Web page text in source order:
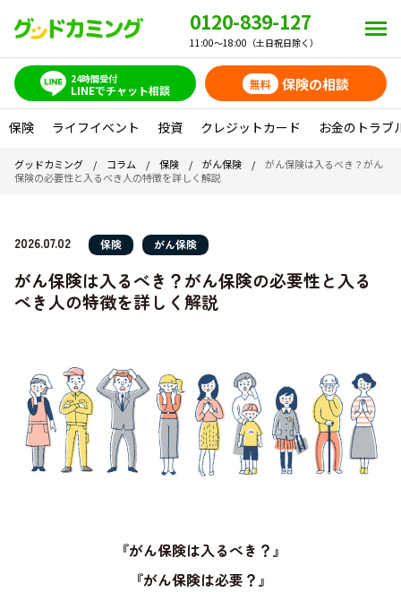
0120-839-127
11:00～18:00（土日祝日除く）
24時間受付
LINEでチャット相談 無料 保険の相談
保険 ライフイベント 投資 クレジットカード お金のトラブ
グッドカミング / コラム / 保険 / がん保険 / がん保険は入るべき？がん
保険の必要性と入るべき人の特徴を詳しく解説
2026.07.02 保険 がん保険
がん保険は入るべき？がん保険の必要性と入る
べき人の特徴を詳しく解説
『がん保険は入るべき？』
『がん保険は必要？』